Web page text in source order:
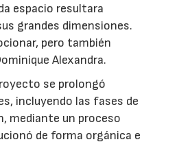
espacio resultara
grandes dimensiones.
pero también
Alexandra.
se prolongó
incluyendo las fases de
mediante un proceso
de forma orgánica e